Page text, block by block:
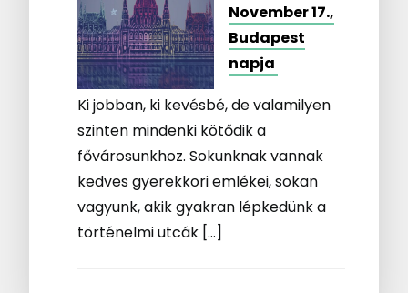
November 17.,
Budapest
napja
Ki jobban, ki kevésbé, de valamilyen
szinten mindenki kötődik a
fővárosunkhoz. Sokunknak vannak
kedves gyerekkori emlékei, sokan
vagyunk, akik gyakran lépkedünk a
történelmi utcák […]